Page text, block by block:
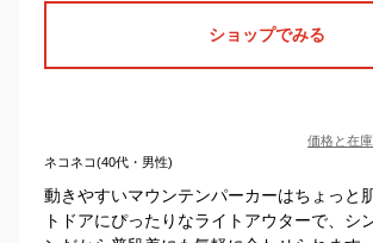
ショップでみる
価格と在
ネコネコ(40代・男性)
動きやすいマウンテンパーカーはちょっと
トドアにぴったりなライトアウターで、シ